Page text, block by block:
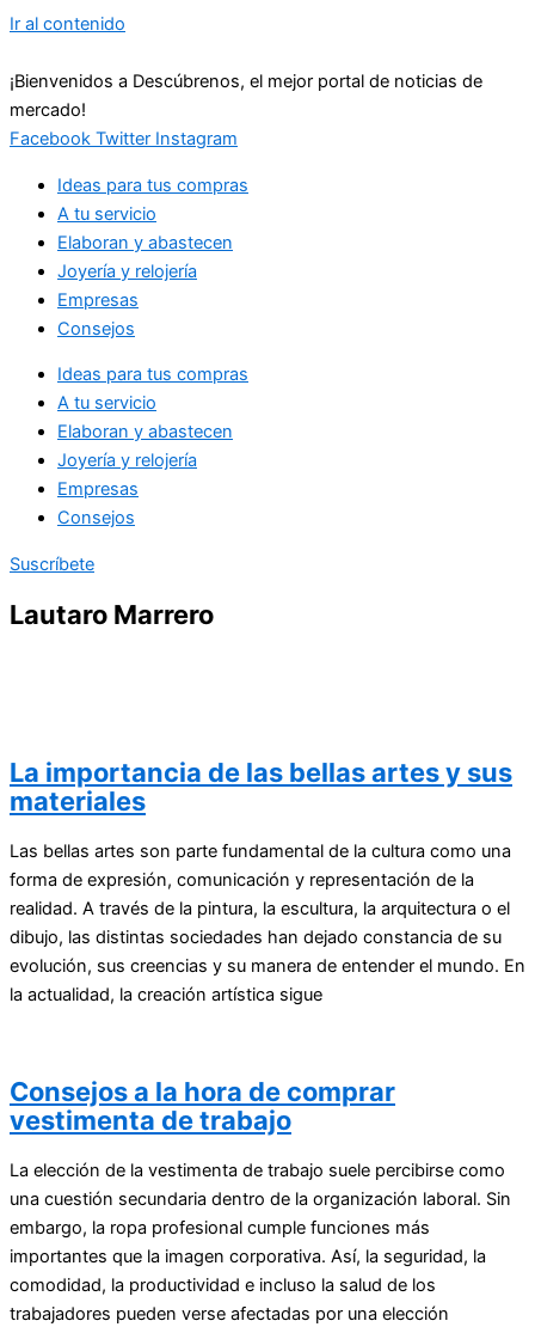
Ir al contenido
¡Bienvenidos a Descúbrenos, el mejor portal de noticias de
mercado!
Facebook Twitter Instagram
Ideas para tus compras
A tu servicio
Elaboran y abastecen
Joyería y relojería
Empresas
Consejos
Ideas para tus compras
A tu servicio
Elaboran y abastecen
Joyería y relojería
Empresas
Consejos
Suscríbete
Lautaro Marrero
La importancia de las bellas artes y sus
materiales
Las bellas artes son parte fundamental de la cultura como una
forma de expresión, comunicación y representación de la
realidad. A través de la pintura, la escultura, la arquitectura o el
dibujo, las distintas sociedades han dejado constancia de su
evolución, sus creencias y su manera de entender el mundo. En
la actualidad, la creación artística sigue
Consejos a la hora de comprar
vestimenta de trabajo
La elección de la vestimenta de trabajo suele percibirse como
una cuestión secundaria dentro de la organización laboral. Sin
embargo, la ropa profesional cumple funciones más
importantes que la imagen corporativa. Así, la seguridad, la
comodidad, la productividad e incluso la salud de los
trabajadores pueden verse afectadas por una elección